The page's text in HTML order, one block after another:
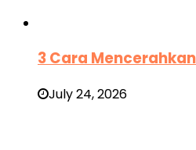
3 Cara
July 24, 2026